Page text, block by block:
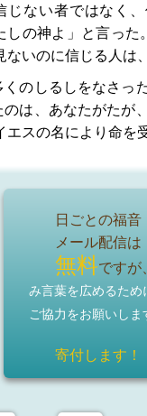
ない者ではなく
しの神よ」と言った
いのに信じる人は
のしるしをなさっ
は、あなたがたが
スの名により命を
日ごとの福音
メール配信は
無料ですが
み言葉を広めるため
ご協力をお願いしま
寄付します！